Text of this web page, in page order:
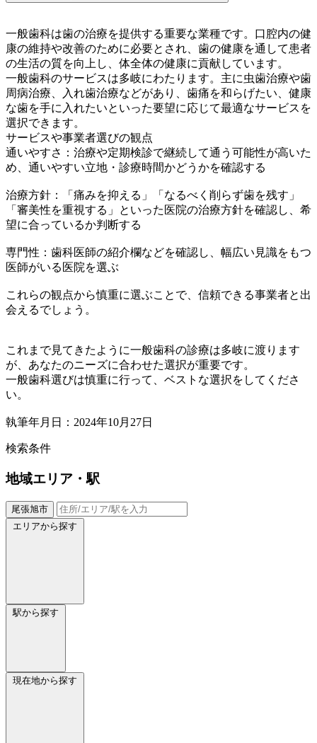
一般歯科は歯の治療を提供する重要な業種です。口腔内の健
康の維持や改善のために必要とされ、歯の健康を通して患者
の生活の質を向上し、体全体の健康に貢献しています。
一般歯科のサービスは多岐にわたります。主に虫歯治療や歯
周病治療、入れ歯治療などがあり、歯痛を和らげたい、健康
な歯を手に入れたいといった要望に応じて最適なサービスを
選択できます。
サービスや事業者選びの観点
通いやすさ：治療や定期検診で継続して通う可能性が高いた
め、通いやすい立地・診療時間かどうかを確認する
治療方針：「痛みを抑える」「なるべく削らず歯を残す」
「審美性を重視する」といった医院の治療方針を確認し、希
望に合っているか判断する
専門性：歯科医師の紹介欄などを確認し、幅広い見識をもつ
医師がいる医院を選ぶ
これらの観点から慎重に選ぶことで、信頼できる事業者と出
会えるでしょう。
これまで見てきたように一般歯科の診療は多岐に渡ります
が、あなたのニーズに合わせた選択が重要です。
一般歯科選びは慎重に行って、ベストな選択をしてくださ
い。
執筆年月日：2024年10月27日
検索条件
地域エリア・駅
尾張旭市
エリアから探す
駅から探す
現在地から探す